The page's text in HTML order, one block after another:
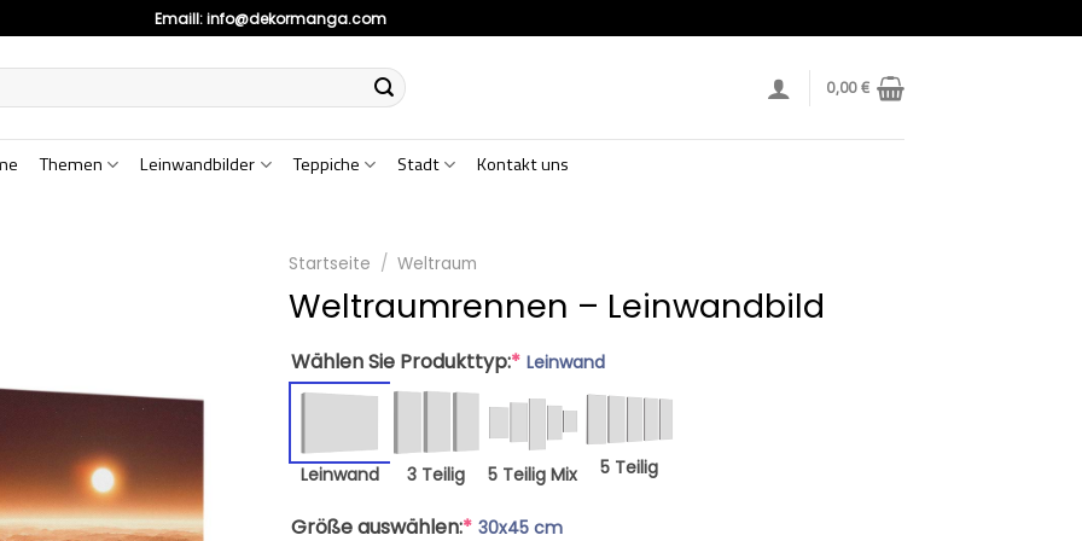
Emaill:info@dekormanga.com
0,00€
Themen Leinwandbilder Teppiche Stadt Kontakt uns
Startseite / Weltraum
Weltraumrennen – Leinwandbild
Wählen Sie Produkttyp:* Leinwand
Leinwand 3 Teilig 5 Teilig Mix 5 Teilig
Größe auswählen:* 30x45 cm